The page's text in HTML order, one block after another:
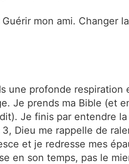
mon ami.
une profonde
Je prends ma Bible (et
Je finis par entendre
Dieu me rappelle de
et je redresse mes
en son temps, pas le